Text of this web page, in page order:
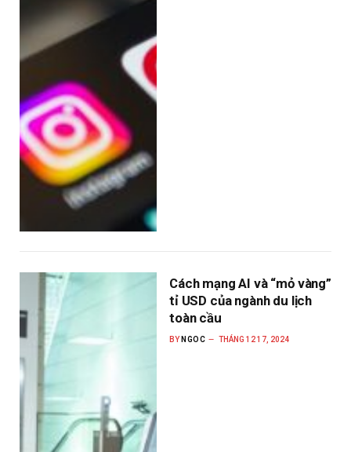
Cách mạng AI và “mỏ vàng”
tỉ USD của ngành du lịch
toàn cầu
BY NGOC THÁNG 12 17, 2024